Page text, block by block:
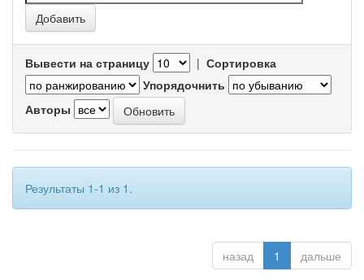
Вывести на страницу | Сортировка
Упорядочнить
Авторы
Результаты 1-1 из 1.
назад 1 дальше